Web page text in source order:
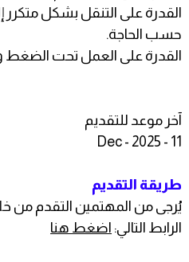
القدرة على التنقل بشكل
حسب الحاجة.
القدرة على العمل تحت
آخر موعد للتقديم
11 - Dec - 2025
طريقة التقديم
يُرجى من المهتمين التقدم من
الرابط التالي: اضغط هنا